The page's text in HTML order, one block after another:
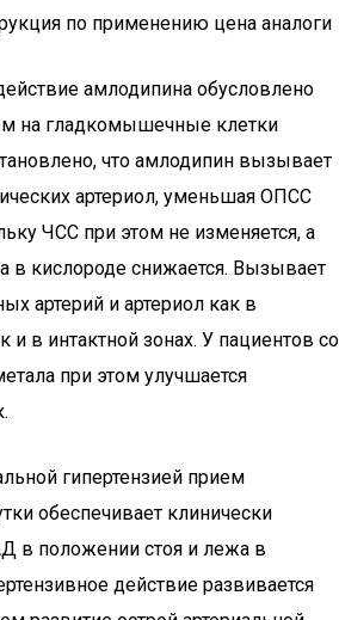
по применению цена аналоги
амлодипина обусловлено
на гладкомышечные клетки
что амлодипин вызывает
артериол, уменьшая ОПСС
ЧСС при этом не изменяется, а
в кислороде снижается. Вызывает
артерий и артериол как в
и в интактной зонах. У пациентов со
при этом улучшается
гипертензией прием
обеспечивает клинически
в положении стоя и лежа в
действие развивается